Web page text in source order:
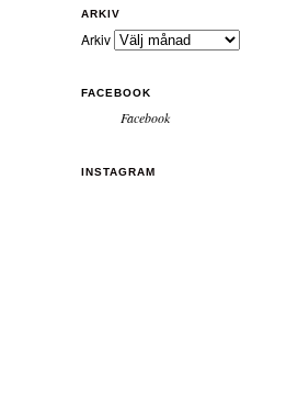
ARKIV
Arkiv
FACEBOOK
Facebook
INSTAGRAM